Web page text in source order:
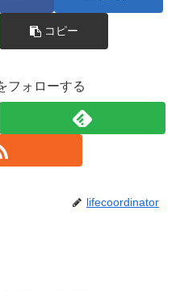
コピー
フォローする
lifecoordinator